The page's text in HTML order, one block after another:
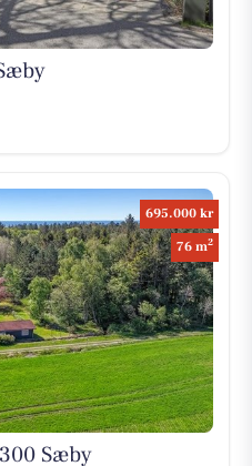
695.000 kr
76 m2
Sæby